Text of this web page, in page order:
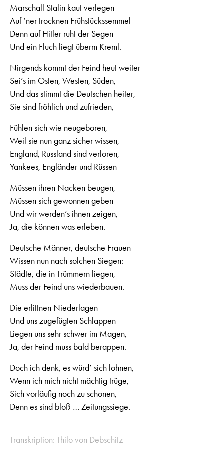
Marschall Stalin kaut verlegen
Auf ‘ner trocknen Frühstückssemmel
Denn auf Hitler ruht der Segen
Und ein Fluch liegt überm Kreml.
Nirgends kommt der Feind heut weiter
Sei’s im Osten, Westen, Süden,
Und das stimmt die Deutschen heiter,
Sie sind fröhlich und zufrieden,
Fühlen sich wie neugeboren,
Weil sie nun ganz sicher wissen,
England, Russland sind verloren,
Yankees, Engländer und Rüssen
Müssen ihren Nacken beugen,
Müssen sich gewonnen geben
Und wir werden’s ihnen zeigen,
Ja, die können was erleben.
Deutsche Männer, deutsche Frauen
Wissen nun nach solchen Siegen:
Städte, die in Trümmern liegen,
Muss der Feind uns wiederbauen.
Die erlittnen Niederlagen
Und uns zugefügten Schlappen
Liegen uns sehr schwer im Magen,
Ja, der Feind muss bald berappen.
Doch ich denk, es würd’ sich lohnen,
Wenn ich mich nicht mächtig trüge,
Sich vorläufig noch zu schonen,
Denn es sind bloß … Zeitungssiege.
Transkription: Thilo von Debschitz